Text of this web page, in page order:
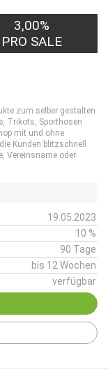
3,00%
PRO SALE
zum selber gestalten
Trikots, Sporthosen
mit und ohne
Kunden blitzschnell
Vereinsname oder
19.05.2023
10 %
90 Tage
bis 12 Wochen
verfügbar